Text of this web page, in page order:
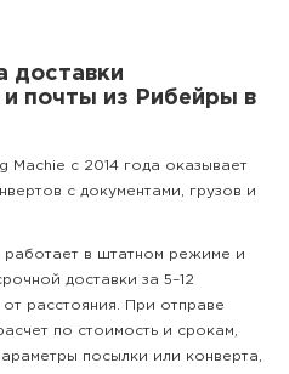
доставки
и почты из Рибейры в
Machie с 2014 года оказывает
с документами, грузов и
работает в штатном режиме и
доставки за 5–12
расстояния. При отправе
по стоимость и срокам,
посылки или конверта,